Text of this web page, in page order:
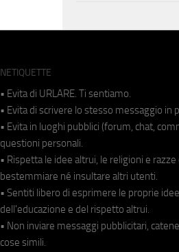
NETIQUETTE
• Evita di URLARE. Ti sentiamo.
• Evita di scrivere lo stesso messaggio in
• Evita in luoghi pubblici (forum, chat,
questioni personali.
• Rispetta le idee altrui, le religioni e
bestemmiare né insultare altri utenti.
• Sentiti libero di esprimere le proprie
dell'educazione e del rispetto altrui.
• Non inviare messaggi pubblicitari,
cose simili.